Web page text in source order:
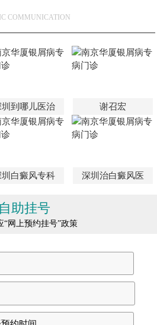
COMMUNICATION
圳到哪儿医治 谢召宏
圳白癜风专科 深圳治白癜风医
自助挂号
“网上预约挂号”政策